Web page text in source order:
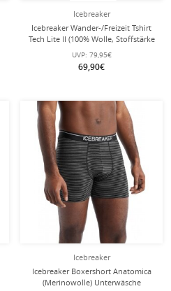
Icebreaker
Icebreaker Wander-/Freizeit Tshirt
Tech Lite II (100% Wolle, Stoffstärke
150 Ultralight) schwarz Herren
UVP: 79,95€
69,90€
Icebreaker
Icebreaker Boxershort Anatomica
(Merinowolle) Unterwäsche